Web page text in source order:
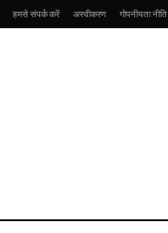
हमसे संपर्क करें अस्वीकरण गोपनीयता नीति